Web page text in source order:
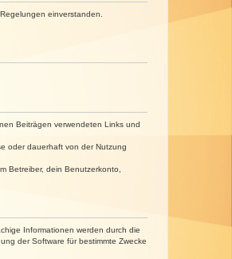
einverstanden.
Beiträgen verwendeten Links und
oder dauerhaft von der Nutzung
Betreiber, dein Benutzerkonto,
Informationen werden durch die
der Software für bestimmte Zwecke